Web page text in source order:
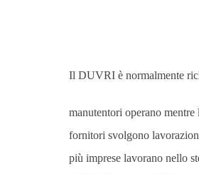
Il DUVRI è normalmente
manutentori operano
fornitori svolgono
più imprese lavorano nello